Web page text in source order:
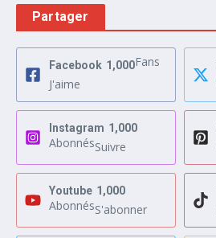
Partager
Facebook 1,000Fans
J'aime
Instagram 1,000
AbonnésSuivre
Youtube 1,000
AbonnésS'abonner